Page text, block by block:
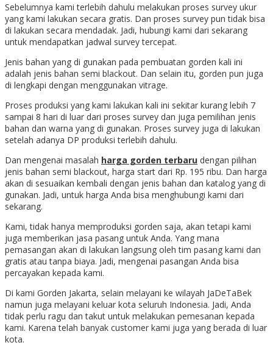
Sebelumnya kami terlebih dahulu melakukan proses survey ukur
yang kami lakukan secara gratis. Dan proses survey pun tidak bisa
di lakukan secara mendadak. Jadi, hubungi kami dari sekarang
untuk mendapatkan jadwal survey tercepat.
Jenis bahan yang di gunakan pada pembuatan gorden kali ini
adalah jenis bahan semi blackout. Dan selain itu, gorden pun juga
di lengkapi dengan menggunakan vitrage.
Proses produksi yang kami lakukan kali ini sekitar kurang lebih 7
sampai 8 hari di luar dari proses survey dan juga pemilihan jenis
bahan dan warna yang di gunakan. Proses survey juga di lakukan
setelah adanya DP produksi terlebih dahulu.
Dan mengenai masalah harga gorden terbaru dengan pilihan
jenis bahan semi blackout, harga start dari Rp. 195 ribu. Dan harga
akan di sesuaikan kembali dengan jenis bahan dan katalog yang di
gunakan. Jadi, untuk harga Anda bisa menghubungi kami dari
sekarang.
Kami, tidak hanya memproduksi gorden saja, akan tetapi kami
juga memberikan jasa pasang untuk Anda. Yang mana
pemasangan akan di lakukan langsung oleh tim pasang kami dan
gratis atau tanpa biaya. Jadi, mengenai pasangan Anda bisa
percayakan kepada kami.
Di kami Gorden Jakarta, selain melayani ke wilayah JaDeTaBek
namun juga melayani keluar kota seluruh Indonesia. Jadi, Anda
tidak perlu ragu dan takut untuk melakukan pemesanan kepada
kami. Karena telah banyak customer kami juga yang berada di luar
kota.